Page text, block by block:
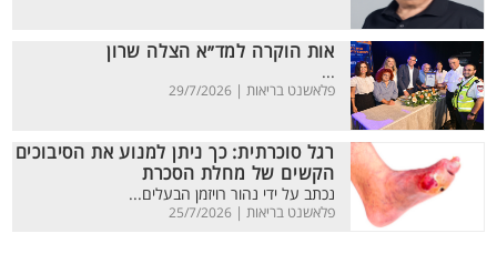
אות הוקרה למד״א הצלה שרון
...
פלאשנט בריאות | 29/7/2026
רגל סוכרתית: כך ניתן למנוע את הסיבוכים
הקשים של מחלת הסכרת
נכתב על ידי נהור רויזמן הבעלים...
פלאשנט בריאות | 25/7/2026